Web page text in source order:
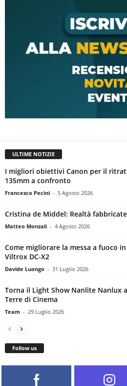
ULTIME NOTIZIE
I migliori obiettivi Canon per il
135mm a confronto
Francesco Pecini - 5 Agosto 2026
Cristina de Middel: Realtà fabbricate
Matteo Monzali - 4 Agosto 2026
Come migliorare la messa a fuoco
Viltrox DC-X2
Davide Luongo - 31 Luglio 2026
Torna il Light Show Nanlite Nanlux
Terre di Cinema
Team - 29 Luglio 2026
Follow us